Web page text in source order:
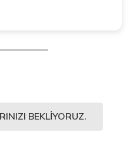
BEKLIYORUZ.